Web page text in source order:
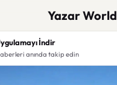
Yazar World
İndir
anında takip edin